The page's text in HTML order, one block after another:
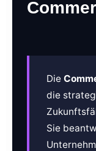
Die
die
Sie